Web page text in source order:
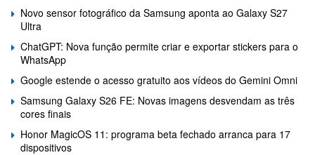
Novo sensor fotográfico da Samsung aponta ao Galaxy S27
Ultra
ChatGPT: Nova função permite criar e exportar stickers para o
WhatsApp
Google estende o acesso gratuito aos vídeos do Gemini Omni
Samsung Galaxy S26 FE: Novas imagens desvendam as três
cores finais
Honor MagicOS 11: programa beta fechado arranca para 17
dispositivos